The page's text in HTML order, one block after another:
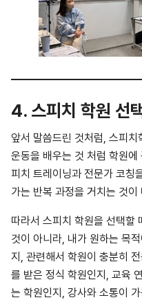
4. 스피치 학원 선
앞서 말씀드린 것처럼, 스피
운동을 배우는 것 처럼 학원
피치 트레이닝과 전문가 코칭
가는 반복 과정을 거치는 것이
따라서 스피치 학원을 선택할
것이 아니라, 내가 원하는 목
지, 관련해서 학원이 충분히
를 받은 정식 학원인지, 교육
는 학원인지, 강사와 소통이